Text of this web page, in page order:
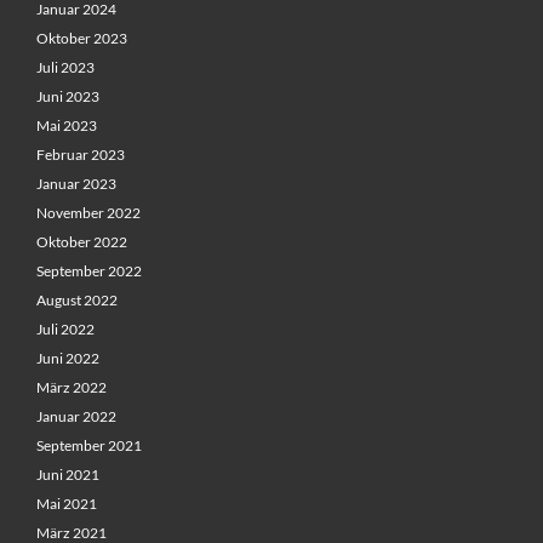
Januar 2024
Oktober 2023
Juli 2023
Juni 2023
Mai 2023
Februar 2023
Januar 2023
November 2022
Oktober 2022
September 2022
August 2022
Juli 2022
Juni 2022
März 2022
Januar 2022
September 2021
Juni 2021
Mai 2021
März 2021